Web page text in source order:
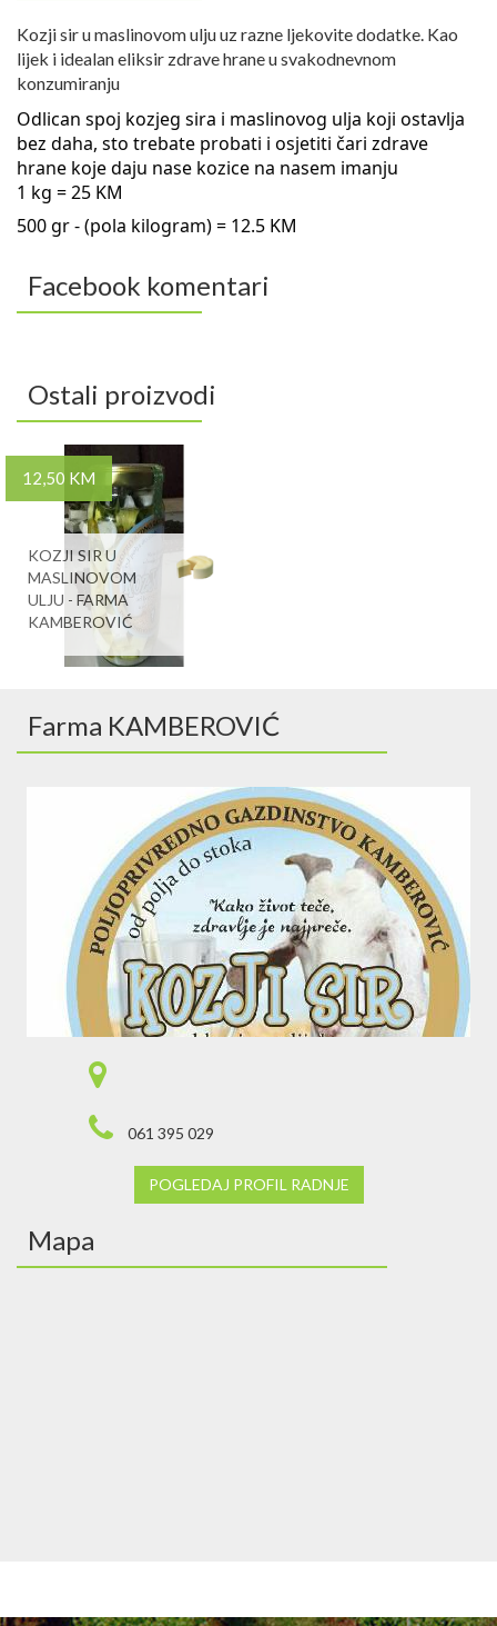
Kozji sir u maslinovom ulju uz razne ljekovite dodatke. Kao
lijek i idealan eliksir zdrave hrane u svakodnevnom
konzumiranju
Odlican spoj kozjeg sira i maslinovog ulja koji ostavlja
bez daha, sto trebate probati i osjetiti čari zdrave
hrane koje daju nase kozice na nasem imanju
1 kg = 25 KM
500 gr - (pola kilogram) = 12.5 KM
Facebook komentari
Ostali proizvodi
12,50 KM
KOZJI SIR U
MASLINOVOM
ULJU - FARMA
KAMBEROVIĆ
Farma KAMBEROVIĆ
061 395 029
POGLEDAJ PROFIL RADNJE
Mapa